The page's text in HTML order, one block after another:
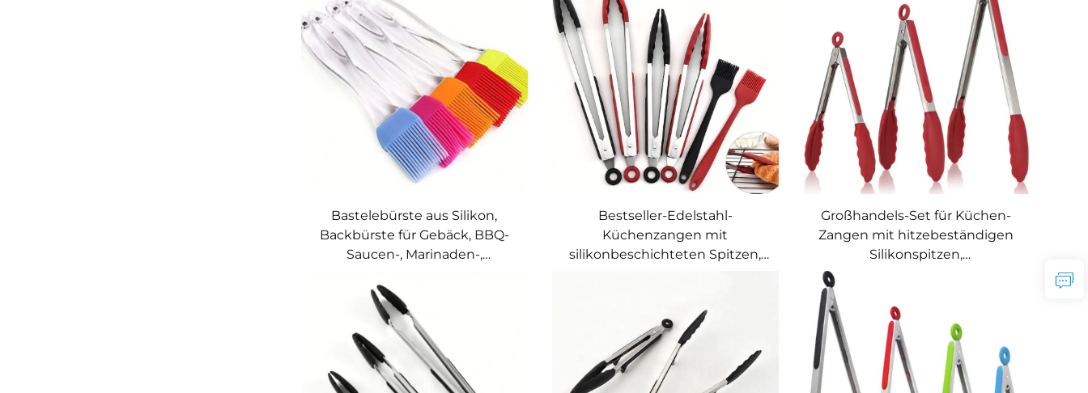
hitzebeständige Ölflasche für
Grillzwecke, Kochöl-Bürste mit
Flasche
Bastelebürste aus Silikon,
Backbürste für Gebäck, BBQ-
Saucen-, Marinaden-,
Bestseller-Edelstahl-
Küchenzangen mit
silikonbeschichteten Spitzen,
Großhandels-Set für Küchen-
Zangen mit hitzebeständigen
Silikonspitzen,
kundenspezifische Zangen aus
Edelstahl, Küchen-, Grill- und
BBQ-Klemmen